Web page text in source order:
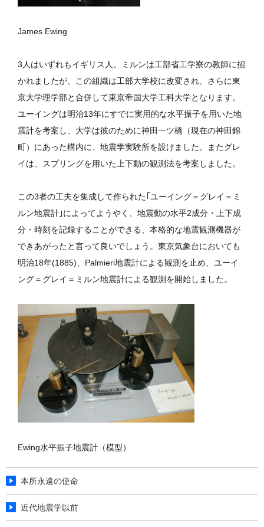
James Ewing
3人はいずれもイギリス人。ミルンは工部省工学寮の教師に招
かれましたが、この組織は工部大学校に改変され、さらに東
京大学理学部と合併して東京帝国大学工科大学となります。
ユーイングは明治13年にすでに実用的な水平振子を用いた地
震計を考案し、大学は彼のために神田一ツ橋（現在の神田錦
町）にあった構内に、地震学実験所を設けました。またグレ
イは、スプリングを用いた上下動の観測法を考案しました。
この3者の工夫を集成して作られた｢ユーイング＝グレイ＝ミ
ルン地震計｣によってようやく、地震動の水平2成分・上下成
分・時刻を記録することができる、本格的な地震観測機器が
できあがったと言って良いでしょう。東京気象台においても
明治18年(1885)、Palmieri地震計による観測を止め、ユーイ
ング＝グレイ＝ミルン地震計による観測を開始しました。
Ewing水平振子地震計（模型）
本所永遠の使命
近代地震学以前